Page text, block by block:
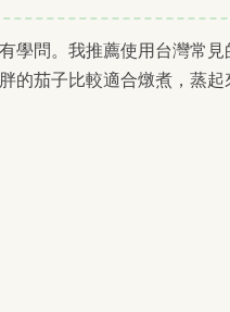
學問。我推薦使用台灣常
的茄子比較適合燉煮，蒸起